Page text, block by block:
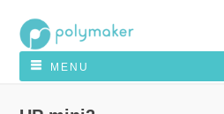
MENU